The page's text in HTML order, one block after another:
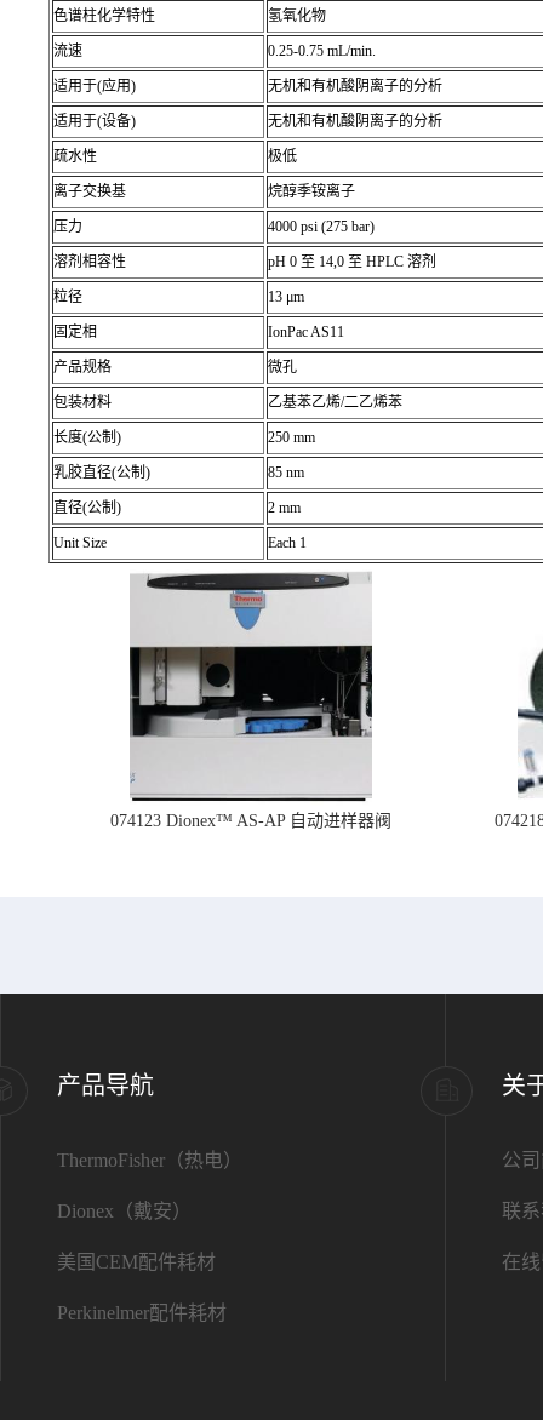
色谱柱化学特性 氢氧化物
流速 0.25-0.75 mL/min.
适用于(应用) 无机和有机酸阴离子的分析
适用于(设备) 无机和有机酸阴离子的分析
疏水性 极低
离子交换基 烷醇季铵离子
压力 4000 psi (275 bar)
溶剂相容性 pH 0 至 14,0 至 HPLC 溶剂
粒径 13 μm
固定相 IonPac AS11
产品规格 微孔
包装材料 乙基苯乙烯/二乙烯苯
长度(公制) 250 mm
乳胶直径(公制) 85 nm
直径(公制) 2 mm
Unit Size Each 1
074123 Dionex™ AS-AP 自动进样器阀
产品导航
ThermoFisher（热电）
Dionex（戴安）
美国CEM配件耗材
Perkinelmer配件耗材
关
公
联
在